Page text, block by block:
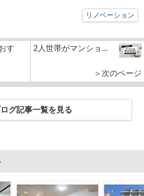
リノベーション
す
2人世帯がマンショ...
＞次のページ
グ記事一覧を見る